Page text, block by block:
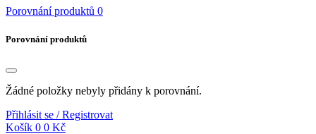
Porovnání produktů 0
Porovnání produktů
Žádné položky nebyly přidány k porovnání.
Přihlásit se / Registrovat
Košík 0 0 Kč